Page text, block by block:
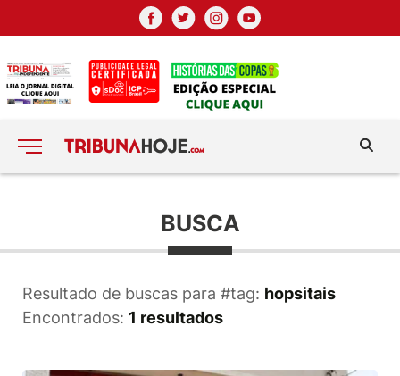
BUSCA
Resultado de buscas para #tag: hopsitais
Encontrados: 1 resultados